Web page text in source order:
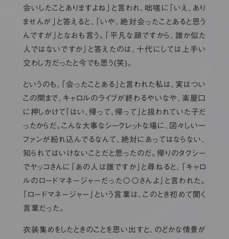
会いしたことありますよね」と言われ、咄嗟に「いえ、あり
ませんが」と答えると、「いや、絶対会ったことあると思う
んですが」となおも言う。「平凡な顔ですから、誰か似た
人ではないですか」と答えたのは、十代にしては上手い
交わし方だったと今でも思う(笑)。
というのも、「会ったことある」と言われた私は、実はつい
この間まで、キャロルのライブが終わるやいなや、楽屋口
に押しかけて「はい、帰って、帰って」と扱われていた子だ
ったからだ。こんな大事なシークレットな場に、図々しい一
ファンが紛れ込んでるなんて、絶対にあってはならない、
知られてはいけないことだと思ったのだ。帰りのタクシー
でヤッコさんに「あの人は誰ですか」と尋ねると、「キャロ
ルのロードマネージャーだった〇〇さんよ」と言われた。
「ロードマネージャー」という言葉は、このとき初めて聞く
言葉だった。
衣装集めをしたときのことを思い出すと、のどかな情景が